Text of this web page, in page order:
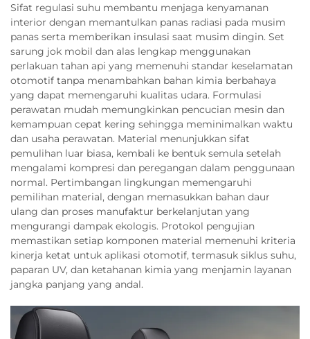
Sifat regulasi suhu membantu menjaga kenyamanan
interior dengan memantulkan panas radiasi pada musim
panas serta memberikan insulasi saat musim dingin. Set
sarung jok mobil dan alas lengkap menggunakan
perlakuan tahan api yang memenuhi standar keselamatan
otomotif tanpa menambahkan bahan kimia berbahaya
yang dapat memengaruhi kualitas udara. Formulasi
perawatan mudah memungkinkan pencucian mesin dan
kemampuan cepat kering sehingga meminimalkan waktu
dan usaha perawatan. Material menunjukkan sifat
pemulihan luar biasa, kembali ke bentuk semula setelah
mengalami kompresi dan peregangan dalam penggunaan
normal. Pertimbangan lingkungan memengaruhi
pemilihan material, dengan memasukkan bahan daur
ulang dan proses manufaktur berkelanjutan yang
mengurangi dampak ekologis. Protokol pengujian
memastikan setiap komponen material memenuhi kriteria
kinerja ketat untuk aplikasi otomotif, termasuk siklus suhu,
paparan UV, dan ketahanan kimia yang menjamin layanan
jangka panjang yang andal.